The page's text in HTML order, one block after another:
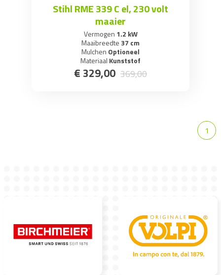
Stihl RME 339 C el, 230 volt
maaier
Vermogen 1.2 kW
Maaibreedte 37 cm
Mulchen Optioneel
Materiaal Kunststof
€ 329,00 369,00
1